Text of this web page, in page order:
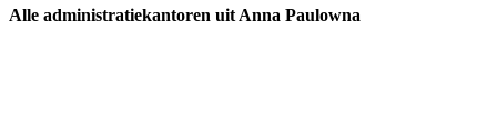
Alle administratiekantoren uit Anna Paulowna